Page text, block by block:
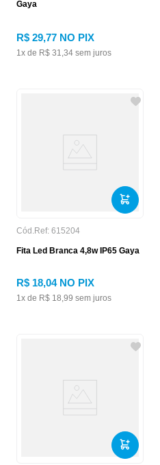
Gaya
R$ 29,77 NO PIX
1x de R$ 31,34 sem juros
Cód.Ref: 615204
Fita Led Branca 4,8w IP65 Gaya
R$ 18,04NO PIX
1x de R$ 18,99 sem juros